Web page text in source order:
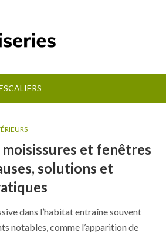
et fenêtres
solutions et
dans l’habitat entraîne souvent
notables, comme l’apparition de